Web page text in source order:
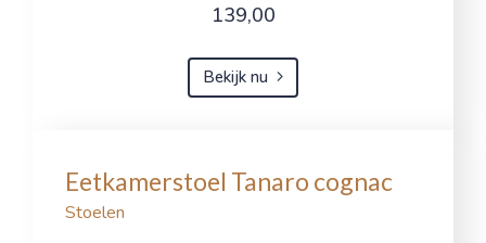
139,00
Bekijk nu
Eetkamerstoel Tanaro cognac
Stoelen